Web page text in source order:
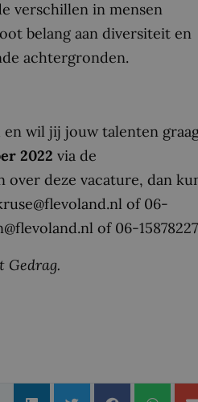
verschillen in mensen
belang aan diversiteit en
achtergronden.
wil jij jouw talenten
2022 via de
over deze vacature, dan
of 06-
of 06-
Gedrag.